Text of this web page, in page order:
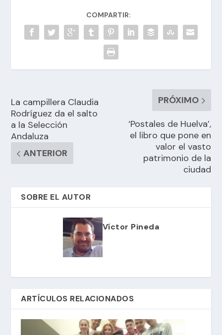
COMPARTIR:
La campillera Claudia
Rodríguez da el salto
a la Selección
Andaluza
ANTERIOR
PRÓXIMO
‘Postales de Huelva’,
el libro que pone en
valor el vasto
patrimonio de la
ciudad
SOBRE EL AUTOR
Víctor Pineda
ARTÍCULOS RELACIONADOS